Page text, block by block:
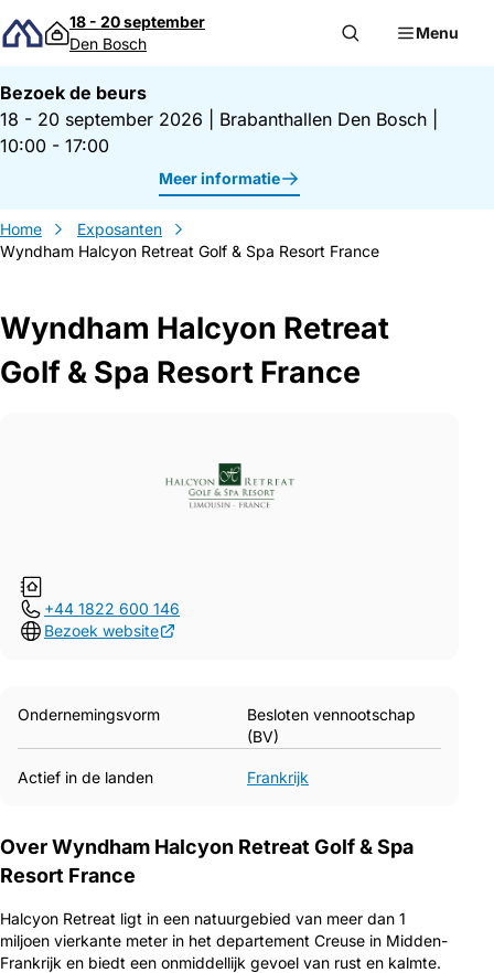
Direct naar inhoud
18 - 20 september
Den Bosch
Menu
Bezoek de beurs
18 - 20 september 2026
Brabanthallen Den Bosch
10:00 - 17:00
Meer informatie
Home
Exposanten
Wyndham Halcyon Retreat Golf & Spa Resort France
Wyndham Halcyon Retreat
Golf & Spa Resort France
+44 1822 600 146
Bezoek website
Ondernemingsvorm
Besloten vennootschap
(BV)
Actief in de landen Frankrijk
Over Wyndham Halcyon Retreat Golf & Spa
Resort France
Halcyon Retreat ligt in een natuurgebied van meer dan 1
miljoen vierkante meter in het departement Creuse in Midden-
Frankrijk en biedt een onmiddellijk gevoel van rust en kalmte.